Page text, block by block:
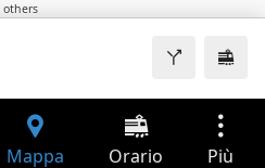
others
Mappa Orario Più